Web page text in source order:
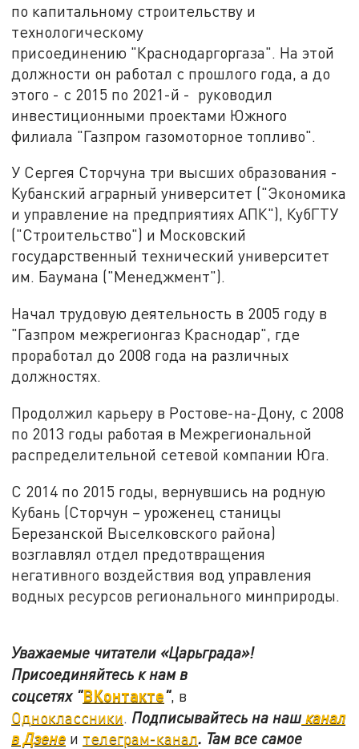
по капитальному строительству и
технологическому
присоединению "Краснодаргоргаза". На этой
должности он работал с прошлого года, а до
этого - с 2015 по 2021-й - руководил
инвестиционными проектами Южного
филиала "Газпром газомоторное топливо".
У Сергея Сторчуна три высших образования -
Кубанский аграрный университет ("Экономика
и управление на предприятиях АПК"), КубГТУ
("Строительство") и Московский
государственный технический университет
им. Баумана ("Менеджмент").
Начал трудовую деятельность в 2005 году в
"Газпром межрегионгаз Краснодар", где
проработал до 2008 года на различных
должностях.
Продолжил карьеру в Ростове-на-Дону, с 2008
по 2013 годы работая в Межрегиональной
распределительной сетевой компании Юга.
С 2014 по 2015 годы, вернувшись на родную
Кубань (Сторчун – уроженец станицы
Березанской Выселковского района)
возглавлял отдел предотвращения
негативного воздействия вод управления
водных ресурсов регионального минприроды.
Уважаемые читатели «Царьграда»!
Присоединяйтесь к нам в
соцсетях "ВКонтакте", в
Одноклассники. Подписывайтесь на нашканал
в Дзене и телеграм-канал. Там все самое